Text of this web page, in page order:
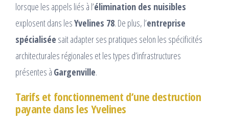
lorsque les appels liés à l’élimination des nuisibles
explosent dans lesYvelines 78. De plus, l’entreprise
spécialisée sait adapter ses pratiques selon les spécificités
architecturales régionales et les types d’infrastructures
présentes à Gargenville.
Tarifs et fonctionnement d’une destruction
payante dans les Yvelines